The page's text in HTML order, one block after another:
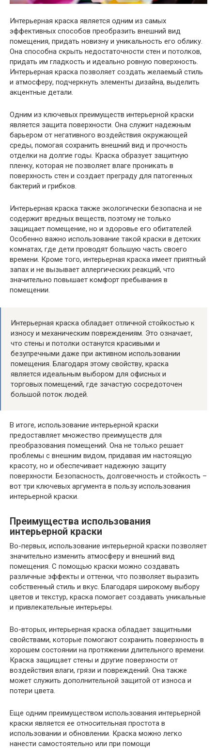
Интерьерная краска является одним из самых
эффективных способов преобразить внешний вид
помещения, придать новизну и уникальность его облику.
Она способна скрыть недостаточности стен и потолков,
придать им гладкость и идеально ровную поверхность.
Интерьерная краска позволяет создать желаемый стиль
и атмосферу, подчеркнуть элементы дизайна, выделить
акцентные детали.
Одним из ключевых преимуществ интерьерной краски
является защита поверхности. Она служит надежным
барьером от негативного воздействия окружающей
среды, помогая сохранить внешний вид и прочность
отделки на долгие годы. Краска образует защитную
пленку, которая не позволяет влаге проникать в
поверхность стен и создает преграду для патогенных
бактерий и грибков.
Интерьерная краска также экологически безопасна и не
содержит вредных веществ, поэтому не только
защищает помещение, но и здоровье его обитателей.
Особенно важно использование такой краски в детских
комнатах, где дети проводят большую часть своего
времени. Кроме того, интерьерная краска имеет приятный
запах и не вызывает аллергических реакций, что
значительно повышает комфорт пребывания в
помещении.
Интерьерная краска обладает отличной стойкостью к
износу и механическим повреждениям. Это означает,
что стены и потолки останутся красивыми и
безупречными даже при активном использовании
помещения. Благодаря этому свойству, краска
является идеальным выбором для офисных и
торговых помещений, где зачастую сосредоточен
большой поток людей.
В итоге, использование интерьерной краски
предоставляет множество преимуществ для
преобразования помещений. Она не только решает
проблемы с внешним видом, придавая им настоящую
красоту, но и обеспечивает надежную защиту
поверхности. Безопасность, долговечность и стойкость –
вот три ключевых аргумента в пользу использования
интерьерной краски.
Преимущества использования
интерьерной краски
Во-первых, использование интерьерной краски позволяет
значительно изменить атмосферу и внешний вид
помещения. С помощью краски можно создавать
различные эффекты и оттенки, что позволяет выразить
собственный стиль и вкус. Благодаря широкому выбору
цветов и текстур, краска помогает создавать уникальные
и привлекательные интерьеры.
Во-вторых, интерьерная краска обладает защитными
свойствами, которые помогают сохранить поверхность в
хорошем состоянии на протяжении длительного времени.
Краска защищает стены и другие поверхности от
воздействия влаги, грязи и повреждений. Она также
может служить дополнительной защитой от износа и
потери цвета.
Еще одним преимуществом использования интерьерной
краски является ее относительная простота в
использовании и обновлении. Краска можно легко
нанести самостоятельно или при помощи